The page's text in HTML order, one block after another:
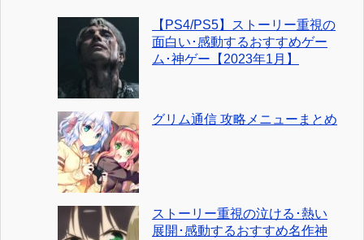
【PS4/PS5】ストーリー重視の
面白い･感動するおすすめゲー
ム･神ゲー【2023年1月】
グリム通信 攻略メニューまとめ
ストーリー重視の泣ける･熱い
展開･感動するおすすめ名作神